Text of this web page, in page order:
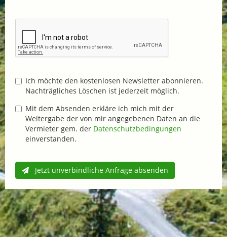
Ich möchte den kostenlosen Newsletter abonnieren.
Nachträgliches Löschen ist jederzeit möglich.
Mit dem Absenden erkläre ich mich mit der
Weitergabe der von mir angegebenen Daten an die
Vermieter gem. der Datenschutzbedingungen
einverstanden.
Jetzt unverbindliche Anfrage absenden